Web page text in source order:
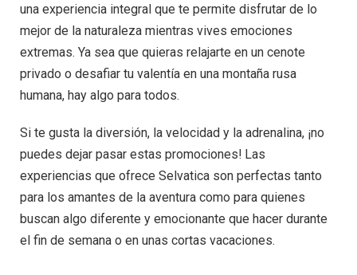
una experiencia integral que te permite disfrutar de lo
mejor de la naturaleza mientras vives emociones
extremas. Ya sea que quieras relajarte en un cenote
privado o desafiar tu valentía en una montaña rusa
humana, hay algo para todos.
Si te gusta la diversión, la velocidad y la adrenalina, ¡no
puedes dejar pasar estas promociones! Las
experiencias que ofrece Selvatica son perfectas tanto
para los amantes de la aventura como para quienes
buscan algo diferente y emocionante que hacer durante
el fin de semana o en unas cortas vacaciones.